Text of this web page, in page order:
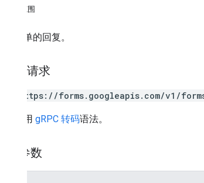
授权范围
列出表单的回复。
HTTP 请求
GET https://forms.googleapis.com/v1/
网址采用 gRPC 转码语法。
路径参数